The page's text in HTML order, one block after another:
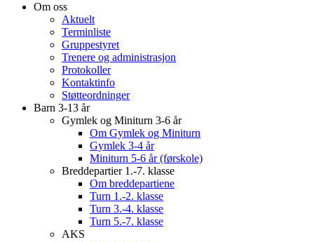
Om oss
Aktuelt
Terminliste
Gruppestyret
Trenere og administrasjon
Protokoller
Kontaktinfo
Støtteordninger
Barn 3-13 år
Gymlek og Miniturn 3-6 år
Om Gymlek og Miniturn
Gymlek 3-4 år
Miniturn 5-6 år (førskole)
Breddepartier 1.-7. klasse
Om breddepartiene
Turn 1.-2. klasse
Turn 3.-4. klasse
Turn 5.-7. klasse
AKS